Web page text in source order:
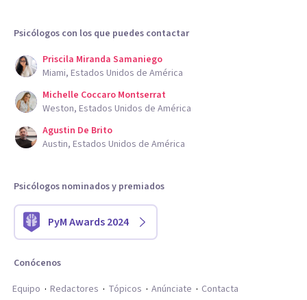
Psicólogos con los que puedes contactar
Priscila Miranda Samaniego
Miami, Estados Unidos de América
Michelle Coccaro Montserrat
Weston, Estados Unidos de América
Agustin De Brito
Austin, Estados Unidos de América
Psicólogos nominados y premiados
PyM Awards 2024
Conócenos
Equipo
Redactores Tópicos Anúnciate Contacta